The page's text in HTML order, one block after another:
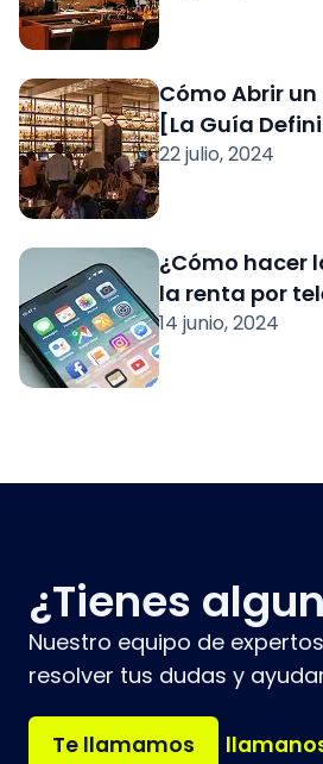
Cómo Abrir un
[La Guía
22 julio, 2024
¿Cómo hacer
la renta por
14 junio, 2024
¿Tienes
Nuestro equipo de
resolver tus dudas y
Te llamamos